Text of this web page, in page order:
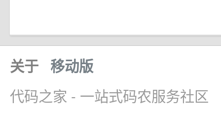
关于 移动版
代码之家 - 一站式码农服务社区